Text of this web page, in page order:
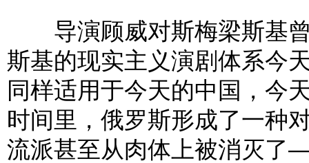
导演顾威对斯梅梁斯基曾
斯基的现实主义演剧体系今
同样适用于今天的中国，今
时间里，俄罗斯形成了一种
流派甚至从肉体上被消灭